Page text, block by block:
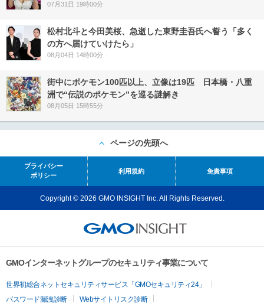
07月31日 19時00分
松村北斗と今田美桜、急逝した東野圭吾氏へ誓う「多く
の方へ届けていけたら」
08月04日 14時00分
街中にポケモン100匹以上、立像は19匹 日本橋・八重
洲で“伝説のポケモン”を巡る謎解き
08月05日 15時55分
ページの先頭へ
プライバシー
ポリシー
利用規約 免責事項
Copyright © 2026 GMO INSIGHT Inc. All Rights Reserved.
GMOインターネットグループのセキュリティ事業について
世界初総合ネットセキュリティサービス「GMOセキュリティ24」
パスワード漏洩診断
Webサイトリスク診断